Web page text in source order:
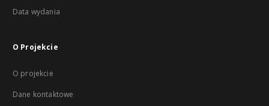
Data wydania
O Projekcie
O projekcie
Dane kontaktowe